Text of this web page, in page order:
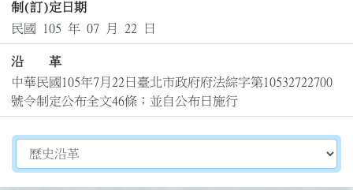
制(訂)定日期
民國 105 年 07 月 22 日
沿 革
中華民國105年7月22日臺北市政府府法綜字第10532722700
號令制定公布全文46條；並自公布日施行
切換選擇法規資訊內容